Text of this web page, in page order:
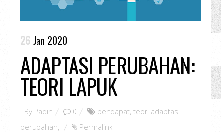
26 Jan 2020
ADAPTASI PERUBAHAN:
TEORI LAPUK
By Padin 0 pendapat, teori adaptasi
perubahan, Permalink